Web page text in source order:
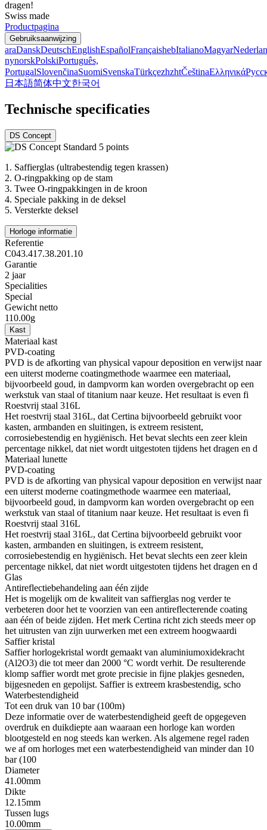
dragen!
Swiss made
Productpagina
Gebruiksaanwijzing
araDanskDeutschEnglishEspañolFrançaishebItalianoMagyar
nynorskPolskiPortuguês,
PortugalSlovenčinaSuomiSvenskaTürkçezhzhtČeštinaΕλληνικά
日本語简体中文한국어
Technische specificaties
DS Concept
1. Saffierglas (ultrabestendig tegen krassen)
2. O-ringpakking op de stam
3. Twee O-ringpakkingen in de kroon
4. Speciale pakking in de deksel
5. Versterkte deksel
Horloge informatie
Referentie
C043.417.38.201.10
Garantie
2 jaar
Specialities
Special
Gewicht netto
110.00g
Kast
Materiaal kast
PVD-coating
PVD is de afkorting van physical vapour deposition en verwijst naar
een uiterst moderne coatingmethode waarmee een materiaal,
bijvoorbeeld goud, in dampvorm kan worden overgebracht op een
werkstuk van staal of titanium naar keuze. Het resultaat is even fi
Roestvrij staal 316L
Het roestvrij staal 316L, dat Certina bijvoorbeeld gebruikt voor
kasten, armbanden en sluitingen, is extreem resistent,
corrosiebestendig en hygiënisch. Het bevat slechts een zeer klein
percentage nikkel, dat niet wordt uitgestoten tijdens het dragen en d
Materiaal lunette
PVD-coating
PVD is de afkorting van physical vapour deposition en verwijst naar
een uiterst moderne coatingmethode waarmee een materiaal,
bijvoorbeeld goud, in dampvorm kan worden overgebracht op een
werkstuk van staal of titanium naar keuze. Het resultaat is even fi
Roestvrij staal 316L
Het roestvrij staal 316L, dat Certina bijvoorbeeld gebruikt voor
kasten, armbanden en sluitingen, is extreem resistent,
corrosiebestendig en hygiënisch. Het bevat slechts een zeer klein
percentage nikkel, dat niet wordt uitgestoten tijdens het dragen en d
Glas
Antireflectiebehandeling aan één zijde
Het is mogelijk om de kwaliteit van saffierglas nog verder te
verbeteren door het te voorzien van een antireflecterende coating
aan één of beide zijden. Het merk Certina richt zich steeds meer op
het uitrusten van zijn uurwerken met een extreem hoogwaardi
Saffier kristal
Saffier horlogekristal wordt gemaakt van aluminiumoxidekracht
(Al2O3) die tot meer dan 2000 °C wordt verhit. De resulterende
klomp saffier wordt met grote precisie in fijne plakjes gesneden,
bijgesneden en gepolijst. Saffier is extreem krasbestendig, scho
Waterbestendigheid
Tot een druk van 10 bar (100m)
Deze informatie over de waterbestendigheid geeft de opgegeven
overdruk en duikdiepte aan waaraan een horloge kan worden
blootgesteld en nog steeds kan werken. Als algemene regel raden
we af om horloges met een waterbestendigheid van minder dan 10
bar (100
Diameter
41.00mm
Dikte
12.15mm
Tussen lugs
10.00mm